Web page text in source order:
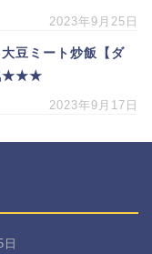
2023年9月25日
豆ミート炒飯【ダ
気★★★
2023年9月17日